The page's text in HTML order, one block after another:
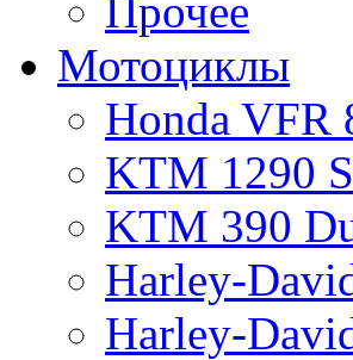
Прочее
Мотоциклы
Honda VFR
KTM 1290
KTM 390
Harley-
Harley-